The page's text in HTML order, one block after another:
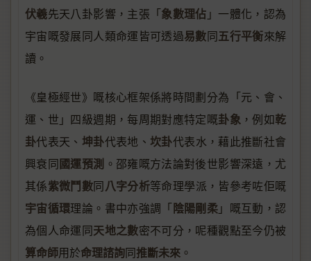
伏羲先天八卦影響，主張「象數理佔 」一體化，認為
宇宙嘅發展同人類命運皆可透過易數同五行平衡來解
讀。
《皇極經世》嘅核心框架係將時間劃分為「元、會、
運、世」四級週期，每周期對應特定嘅卦象 ，例如乾
卦代表天、 坤卦代表地、坎卦代表水，藉此推斷社會
興衰同國運預測 。邵雍嘅方法論對後世影響深遠，尤
其係紫微鬥數同八字分析等命理學派，皆參考咗佢嘅
宇宙循環理論。書中亦強調「陰陽剛柔」嘅互動，認
為個人命運同天地之數密不可分，呢種觀點至今仍被
算命師用於命理諮詢同推斷未來 。